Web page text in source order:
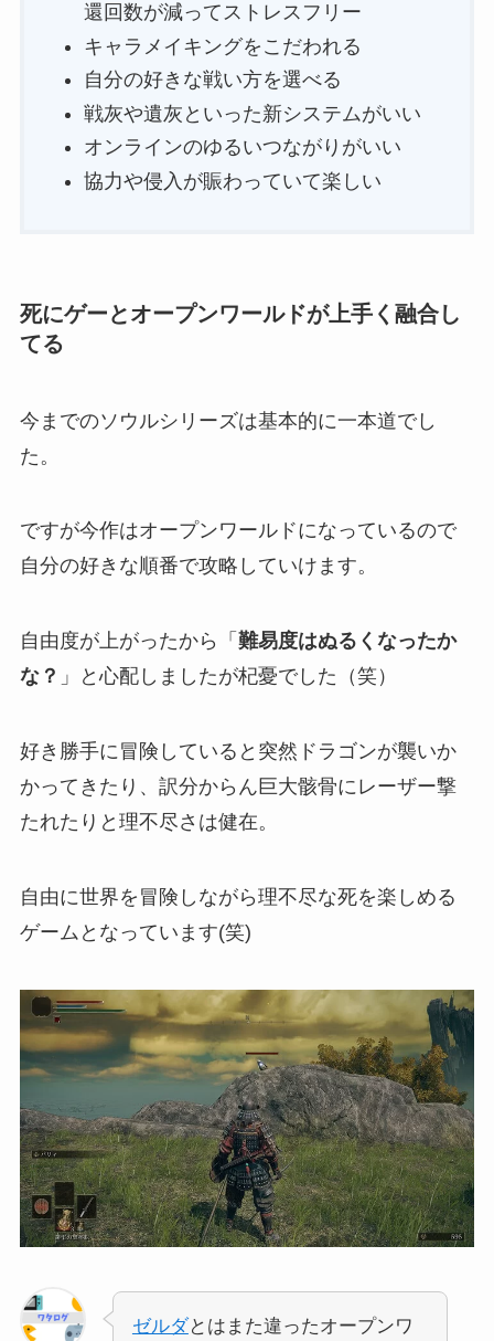
還回数が減ってストレスフリー
キャラメイキングをこだわれる
自分の好きな戦い方を選べる
戦灰や遺灰といった新システムがいい
オンラインのゆるいつながりがいい
協力や侵入が賑わっていて楽しい
死にゲーとオープンワールドが上手く融合し
てる
今までのソウルシリーズは基本的に一本道でし
た。
ですが今作はオープンワールドになっているので
自分の好きな順番で攻略していけます。
自由度が上がったから「 難易度はぬるくなったか
な？ 」と心配しましたが杞憂でした（笑）
好き勝手に冒険していると突然ドラゴンが襲いか
かってきたり、訳分からん巨大骸骨にレーザー撃
たれたりと理不尽さは健在。
自由に世界を冒険しながら理不尽な死を楽しめる
ゲームとなっています(笑)
ゼルダとはまた違ったオープンワ